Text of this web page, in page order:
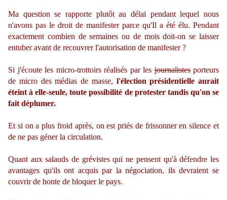
Ma question se rapporte plutôt au délai pendant lequel nous
n'avons pas le droit de manifester parce qu'Il a été élu. Pendant
exactement combien de semaines ou de mois doit-on se laisser
entuber avant de recouvrer l'autorisation de manifester ?
Si j'écoute les micro-trottoirs réalisés par lesjournalistesporteurs
de micro des médias de masse, l'élection présidentielle aurait
éteint à elle-seule, toute possibilité de protester tandis qu'on se
fait déplumer.
Et si on a plus froid après, on est priés de frissonner en silence et
de ne pas géner la circulation.
Quant aux salauds de grévistes qui ne pensent qu'à défendre les
avantages qu'ils ont acquis par la négociation, ils devraient se
couvrir de honte de bloquer le pays.